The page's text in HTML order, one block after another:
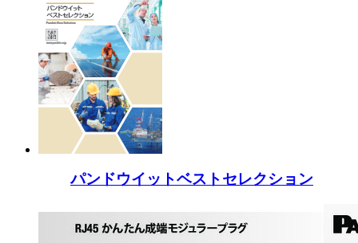
パンドウイットベストセレクション